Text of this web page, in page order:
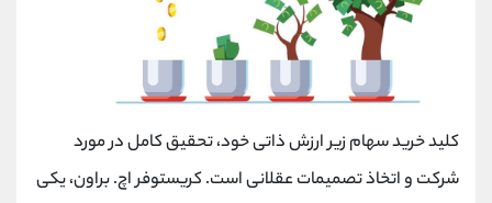
کلید خرید سهام زیر ارزش ذاتی خود، تحقیق کامل در مورد
شرکت و اتخاذ تصمیمات عقلانی است. کریستوفر اچ. براون، یکی